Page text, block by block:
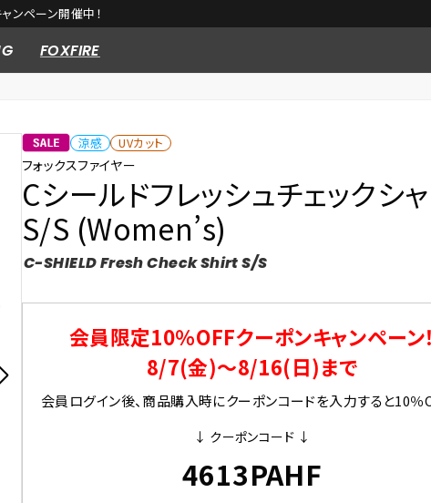
ンペーン開催中！
FOXFIRE
涼感 UVカット
フォックスファイヤー
Cシールドフレッシュチェックシ
S/S (Women’s)
C-SHIELD Fresh Check Shirt S/S
会員限定10％OFFクーポンキャンペーン！
8/7(金)～8/16(日)まで
会員ログイン後、商品購入時にクーポンコードを入力すると10％
↓ クーポンコード ↓
4613PAHF